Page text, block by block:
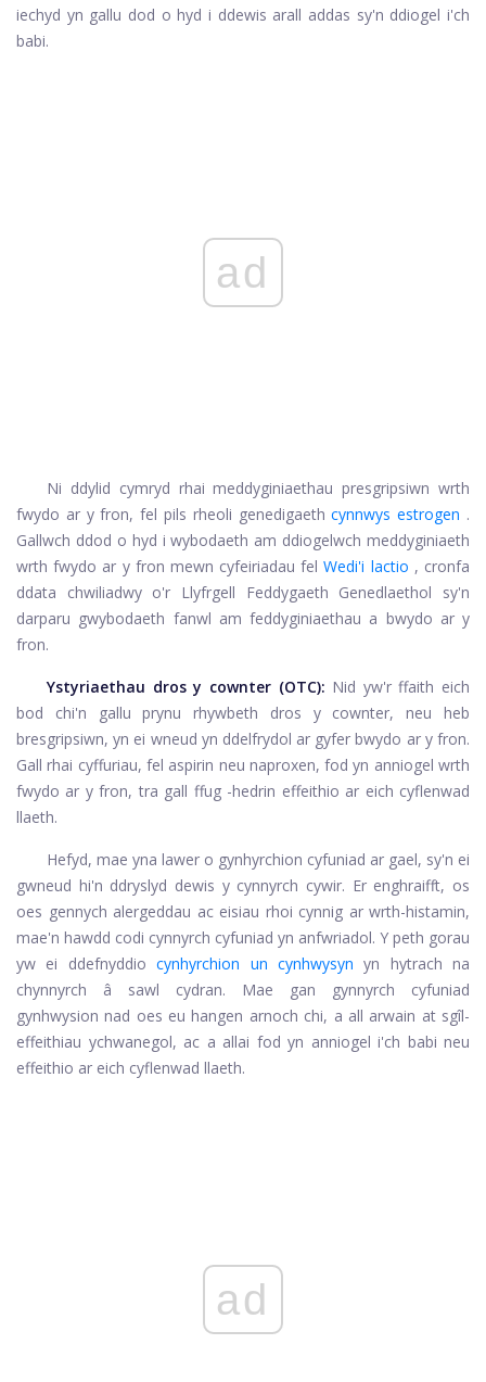
iechyd yn gallu dod o hyd i ddewis arall addas sy'n ddiogel i'ch
babi.
ad
Ni ddylid cymryd rhai meddyginiaethau presgripsiwn wrth
fwydo ar y fron, fel pils rheoli genedigaeth cynnwys estrogen .
Gallwch ddod o hyd i wybodaeth am ddiogelwch meddyginiaeth
wrth fwydo ar y fron mewn cyfeiriadau fel Wedi'i lactio , cronfa
ddata chwiliadwy o'r Llyfrgell Feddygaeth Genedlaethol sy'n
darparu gwybodaeth fanwl am feddyginiaethau a bwydo ar y
fron.
Ystyriaethau dros y cownter (OTC): Nid yw'r ffaith eich
bod chi'n gallu prynu rhywbeth dros y cownter, neu heb
bresgripsiwn, yn ei wneud yn ddelfrydol ar gyfer bwydo ar y fron.
Gall rhai cyffuriau, fel aspirin neu naproxen, fod yn anniogel wrth
fwydo ar y fron, tra gall ffug -hedrin effeithio ar eich cyflenwad
llaeth.
Hefyd, mae yna lawer o gynhyrchion cyfuniad ar gael, sy'n ei
gwneud hi'n ddryslyd dewis y cynnyrch cywir. Er enghraifft, os
oes gennych alergeddau ac eisiau rhoi cynnig ar wrth-histamin,
mae'n hawdd codi cynnyrch cyfuniad yn anfwriadol. Y peth gorau
yw ei ddefnyddio cynhyrchion un cynhwysyn yn hytrach na
chynnyrch â sawl cydran. Mae gan gynnyrch cyfuniad
gynhwysion nad oes eu hangen arnoch chi, a all arwain at sgîl-
effeithiau ychwanegol, ac a allai fod yn anniogel i'ch babi neu
effeithio ar eich cyflenwad llaeth.
ad